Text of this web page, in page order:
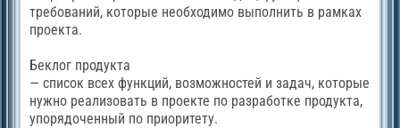
требований, которые необходимо выполнить в рамках
проекта.
Беклог продукта
— список всех функций, возможностей и задач, которые
нужно реализовать в проекте по разработке продукта,
упорядоченный по приоритету.